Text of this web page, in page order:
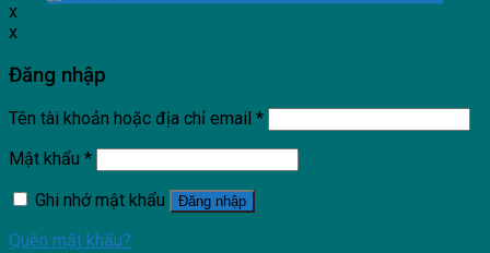
x
x
Đăng nhập
Tên tài khoản hoặc địa chỉ email *
Mật khẩu *
Ghi nhớ mật khẩu
Đăng nhập
Quên mật khẩu?